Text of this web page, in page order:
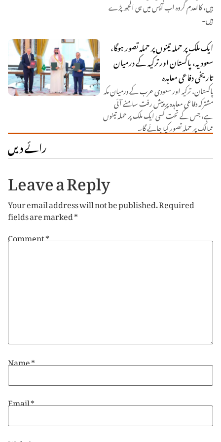
ہیں، کالعدم گروہ اب آپس میں ہی الجھ پڑے
ہیں۔
ایک ملک پر حملہ تینوں پر حملہ تصور ہوگا،
سعودیہ، پاکستان اور ترکیہ کے درمیان
تاریخی دفاعی معاہدہ
پاکستان، ترکیہ اور سعودی عرب کے درمیان مکہ
مشترکہ دفاعی معاہدہ پر پیش رفت سامنے آئی
ہے، جس کے تحت کسی ایک ملک پر حملہ تینوں
ممالک پر حملہ تصور کیا جائے گا۔
رائے دیں
Leave a Reply
Your email address will not be published.Required
fields are marked*
Comment*
Name*
Email*